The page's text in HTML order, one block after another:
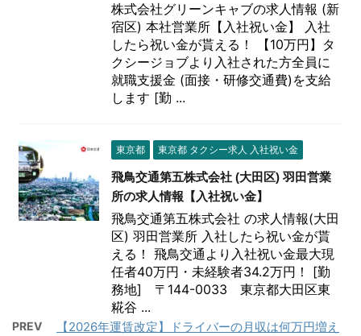
株式会社グリーンキャブの求人情報 (新
宿区) 本社営業所【入社祝い金】 入社
したら祝い金が貰える！ 【10万円】タ
クシージョブより入社された方全員に
就職支援金 (面接・研修交通費)を支給
します [勤 ...
東京都 東京都 タクシー求人 入社祝い金
飛鳥交通第五株式会社 (大田区) 羽田営業
所の求人情報【入社祝い金】
飛鳥交通第五株式会社 の求人情報(大田
区) 羽田営業所 入社したら祝い金が貰
える！ 飛鳥交通より入社祝い金最大現
任者40万円・未経験者34.2万円！ [勤
務地] 〒144-0033 東京都大田区東
糀谷 ...
PREV
【2026年運賃改定】ドライバーの月収は何万円増え